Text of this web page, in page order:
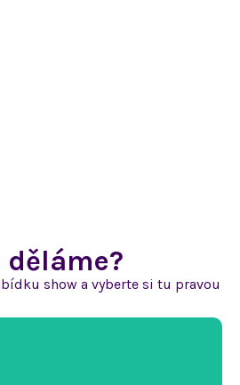
děláme?
show a vyberte si tu pravou